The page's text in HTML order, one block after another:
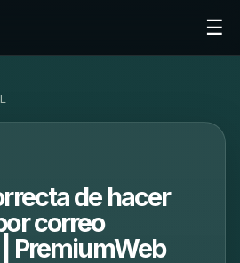
☰
de hacer
correo
PremiumWeb